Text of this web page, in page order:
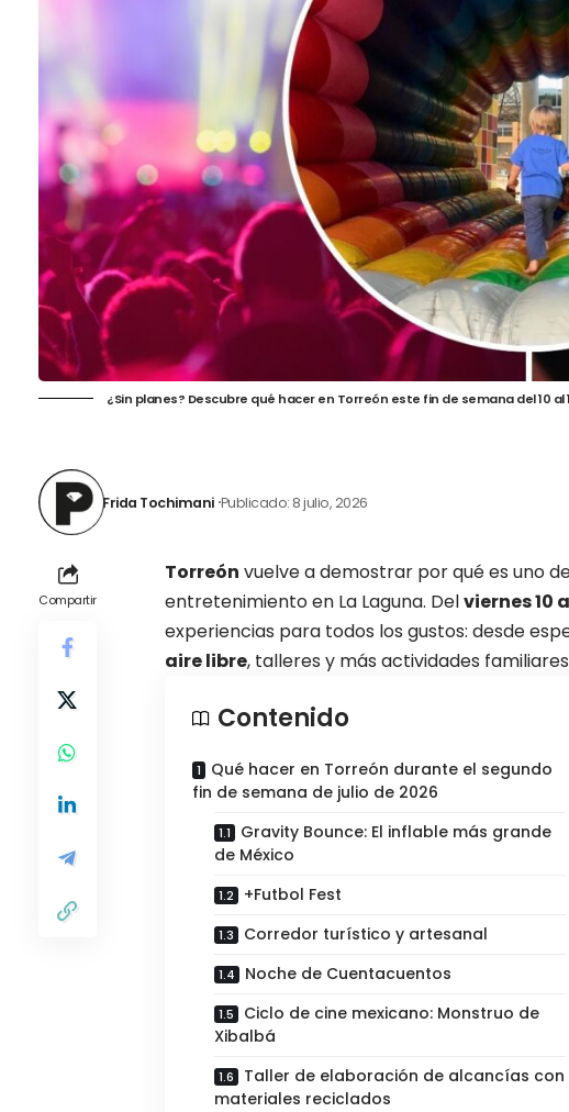
¿Sin planes? Descubre qué hacer en Torreón este fin de semana del 10 al
Frida Tochimani Publicado: 8 julio, 2026
Compartir
Torreón vuelve a demostrar por qué es uno
entretenimiento en La Laguna. Delviernes 10
experiencias para todos los gustos: desde
aire libre, talleres y más actividades
Contenido
Qué hacer en Torreón durante el segundo
fin de semana de julio de 2026
Gravity Bounce: El inflable más grande
de México
+Futbol Fest
Corredor turístico y artesanal
Noche de Cuentacuentos
Ciclo de cine mexicano: Monstruo de
Xibalbá
Taller de elaboración de alcancías con
materiales reciclados